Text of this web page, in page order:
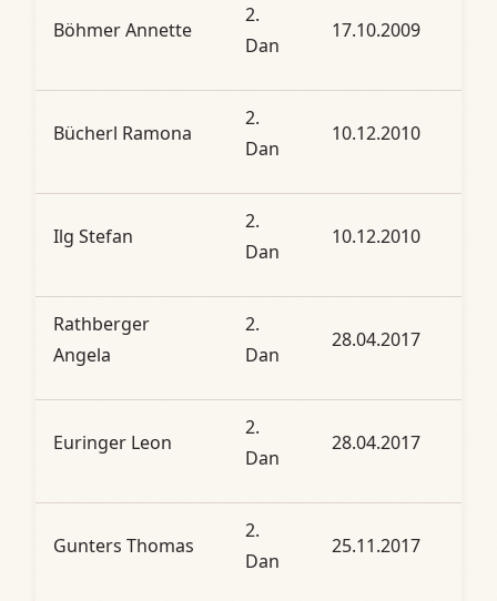
Böhmer Annette
2.
Dan
17.10.2009
Bücherl Ramona
2.
Dan
10.12.2010
Ilg Stefan
2.
Dan
10.12.2010
Rathberger
Angela
2.
Dan
28.04.2017
Euringer Leon
2.
Dan
28.04.2017
Gunters Thomas
2.
Dan
25.11.2017